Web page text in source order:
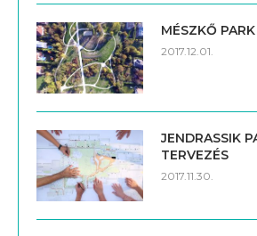
MÉSZKŐ PARK
2017.12.01.
JENDRASSIK
TERVEZÉS
2017.11.30.